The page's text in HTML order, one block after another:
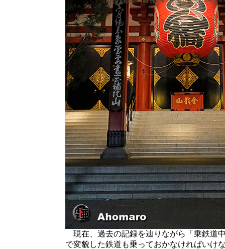
現在、過去の記録を辿りながら「乗鉄道
で変貌した鉄道も乗っておかなければいけ